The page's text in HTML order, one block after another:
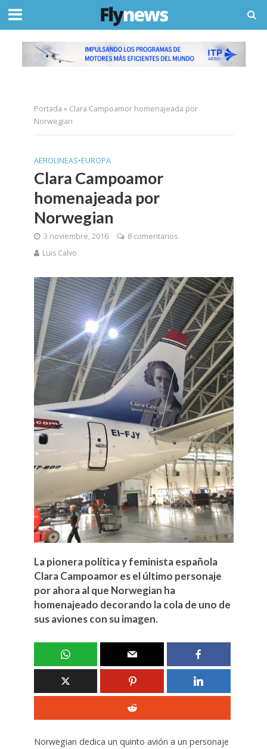
Portada » Clara Campoamor homenajeada por
Norwegian
AEROLINEAS•EUROPA
Clara Campoamor
homenajeada por
Norwegian
3 noviembre, 2016
8 comentarios
Luis Calvo
La pionera política y feminista española
Clara Campoamor es el último personaje
por ahora al que Norwegian ha
homenajeado decorando la cola de uno de
sus aviones con su imagen.
Norwegian dedica un quinto avión a un personaje